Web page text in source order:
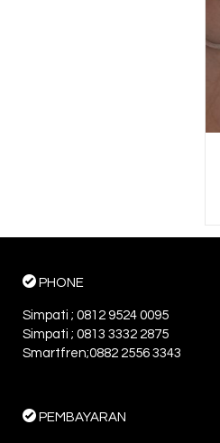
PHONE
Simpati ; 0812 9524 0095
Simpati ; 0813 3332 2875
Smartfren;0882 2556 3343
PEMBAYARAN